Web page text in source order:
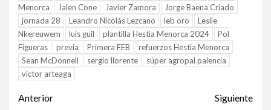
Menorca
Jalen Cone Javier Zamora
Jorge Baena Criado
jornada 28
Leandro Nicolás Lezcano leb oro
Leslie
Nkereuwem
luis guil plantilla Hestia Menorca 2024
Pol
Figueras
previa Primera FEB
refuerzos Hestia Menorca
Sean McDonnell
sergio llorente
súper agropal palencia
victor arteaga
Anterior
Siguiente